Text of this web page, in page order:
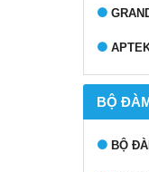
BỘ
BỘ